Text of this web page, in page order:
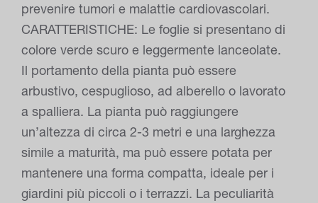
prevenire tumori e malattie cardiovascolari.
CARATTERISTICHE: Le foglie si presentano di
colore verde scuro e leggermente lanceolate.
Il portamento della pianta può essere
arbustivo, cespuglioso, ad alberello o lavorato
a spalliera. La pianta può raggiungere
un’altezza di circa 2-3 metri e una larghezza
simile a maturità, ma può essere potata per
mantenere una forma compatta, ideale per i
giardini più piccoli o i terrazzi. La peculiarità